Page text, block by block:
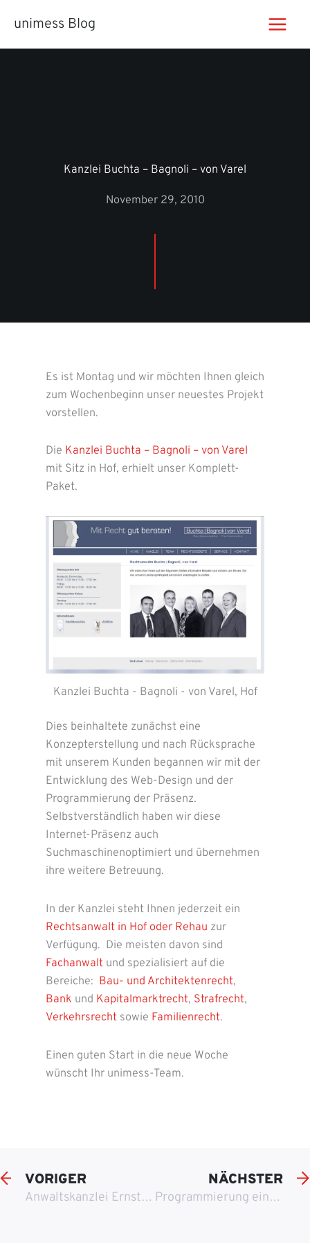
Inhaltunimess Blog
Kanzlei Buchta – Bagnoli – von Varel
November 29, 2010
Es ist Montag und wir möchten Ihnen gleich
zum Wochenbeginn unser neuestes Projekt
vorstellen.
Die Kanzlei Buchta – Bagnoli – von Varel
mit Sitz in Hof, erhielt unser Komplett-
Paket.
Kanzlei Buchta - Bagnoli - von Varel, Hof
Dies beinhaltete zunächst eine
Konzepterstellung und nach Rücksprache
mit unserem Kunden begannen wir mit der
Entwicklung des Web-Design und der
Programmierung der Präsenz.
Selbstverständlich haben wir diese
Internet-Präsenz auch
Suchmaschinenoptimiert und übernehmen
ihre weitere Betreuung.
In der Kanzlei steht Ihnen jederzeit ein
Rechtsanwalt in Hof oder Rehau zur
Verfügung. Die meisten davon sind
Fachanwaltund spezialisiert auf die
Bereiche: Bau- und Architektenrecht,
Bank und Kapitalmarktrecht, Strafrecht,
Verkehrsrechtsowie Familienrecht.
Einen guten Start in die neue Woche
wünscht Ihr unimess-Team.
VORIGER
Anwaltskanzlei Ernst G. Dotzler & Collegen
NÄCHSTER
Programmierung einer Facebook-App